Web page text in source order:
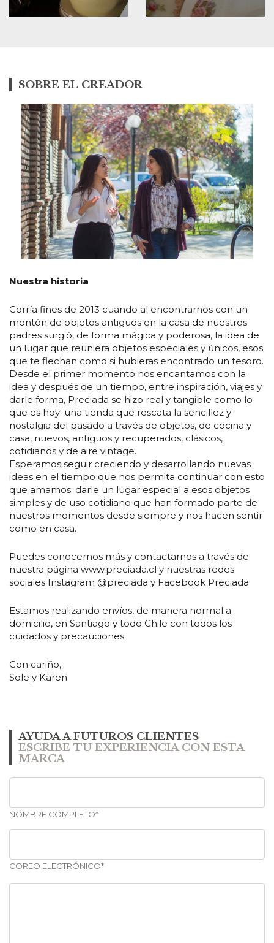
SOBRE EL CREADOR
Nuestra historia
Corría fines de 2013 cuando al encontrarnos con un
montón de objetos antiguos en la casa de nuestros
padres surgió, de forma mágica y poderosa, la idea de
un lugar que reuniera objetos especiales y únicos, esos
que te flechan como si hubieras encontrado un tesoro.
Desde el primer momento nos encantamos con la
idea y después de un tiempo, entre inspiración, viajes y
darle forma, Preciada se hizo real y tangible como lo
que es hoy: una tienda que rescata la sencillez y
nostalgia del pasado a través de objetos, de cocina y
casa, nuevos, antiguos y recuperados, clásicos,
cotidianos y de aire vintage.
Esperamos seguir creciendo y desarrollando nuevas
ideas en el tiempo que nos permita continuar con esto
que amamos: darle un lugar especial a esos objetos
simples y de uso cotidiano que han formado parte de
nuestros momentos desde siempre y nos hacen sentir
como en casa.
Puedes conocernos más y contactarnos a través de
nuestra página www.preciada.cl y nuestras redes
sociales Instagram @preciada y Facebook Preciada
Estamos realizando envíos, de manera normal a
domicilio, en Santiago y todo Chile con todos los
cuidados y precauciones.
Con cariño,
Sole y Karen
AYUDA A FUTUROS CLIENTES
ESCRIBE TU EXPERIENCIA CON ESTA
MARCA
NOMBRE COMPLETO*
COREO ELECTRÓNICO*